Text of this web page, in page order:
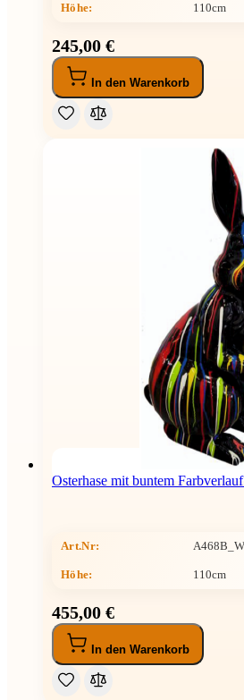
Höhe: 110cm
245,00 €
In den Warenkorb
Osterhase mit buntem
Art.Nr:
Höhe: 110cm
455,00 €
In den Warenkorb